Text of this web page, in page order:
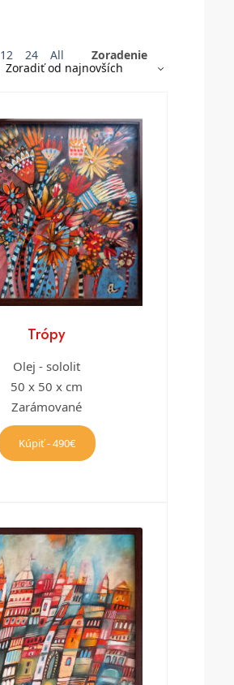
12 24 All Zoradenie
Trópy
Olej - sololit
50 x 50 x cm
Zarámované
Kúpiť - 490€